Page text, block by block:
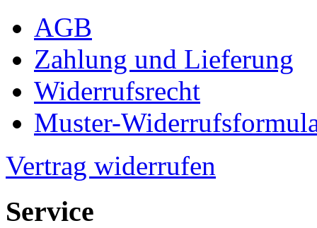
AGB
Zahlung und Lieferung
Widerrufsrecht
Muster-
Vertrag widerrufen
Service